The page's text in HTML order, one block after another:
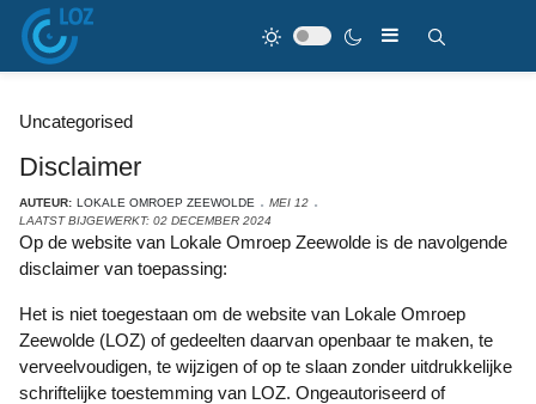
Uncategorised
Disclaimer
AUTEUR: LOKALE OMROEP ZEEWOLDE
MEI 12
LAATST BIJGEWERKT: 02 DECEMBER 2024
Op de website van Lokale Omroep Zeewolde is de navolgende
disclaimer van toepassing:
Het is niet toegestaan om de website van Lokale Omroep
Zeewolde (LOZ) of gedeelten daarvan openbaar te maken, te
verveelvoudigen, te wijzigen of op te slaan zonder uitdrukkelijke
schriftelijke toestemming van LOZ. Ongeautoriseerd of